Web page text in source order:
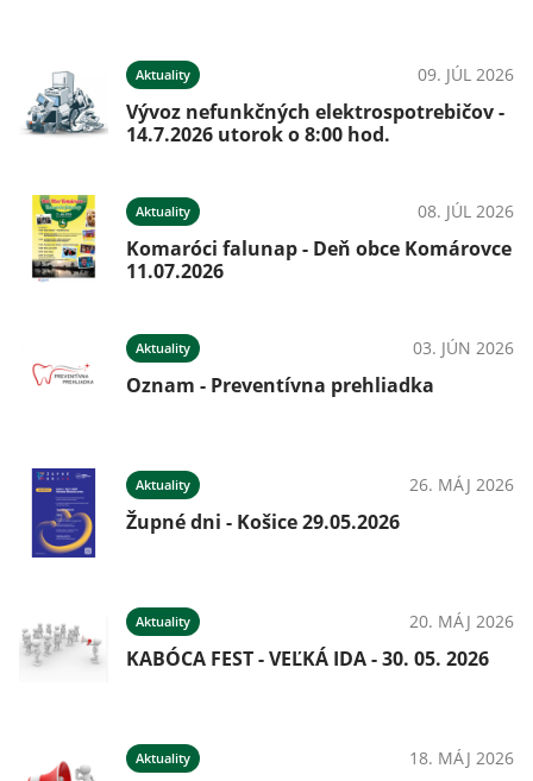
Aktuality 09. JÚL 2026
Vývoz nefunkčných elektrospotrebičov -
14.7.2026 utorok o 8:00 hod.
Aktuality 08. JÚL 2026
Komaróci falunap - Deň obce Komárovce
11.07.2026
Aktuality 03. JÚN 2026
Oznam - Preventívna prehliadka
Aktuality 26. MÁJ 2026
Župné dni - Košice 29.05.2026
Aktuality 20. MÁJ 2026
KABÓCA FEST - VEĽKÁ IDA - 30. 05. 2026
Aktuality 18. MÁJ 2026